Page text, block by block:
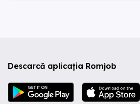
Descarcă aplicația Romjob